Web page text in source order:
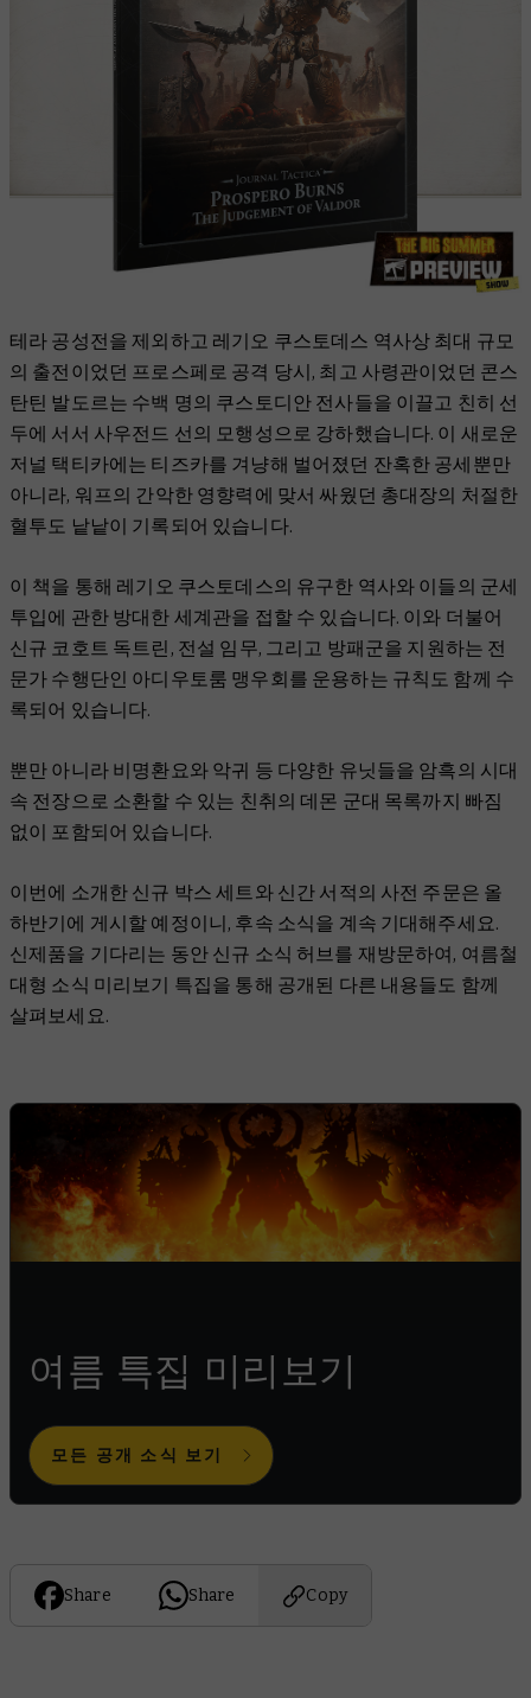
테라 공성전을 제외하고 레기오 쿠스토데스 역사상 최대 규모
의 출전이었던 프로스페로 공격 당시, 최고 사령관이었던 콘스
탄틴 발도르는 수백 명의 쿠스토디안 전사들을 이끌고 친히 선
두에 서서 사우전드 선의 모행성으로 강하했습니다. 이 새로운
저널 택티카에는 티즈카를 겨냥해 벌어졌던 잔혹한 공세뿐만
아니라, 워프의 간악한 영향력에 맞서 싸웠던 총대장의 처절한
혈투도 낱낱이 기록되어 있습니다.
이 책을 통해 레기오 쿠스토데스의 유구한 역사와 이들의 군세
투입에 관한 방대한 세계관을 접할 수 있습니다. 이와 더불어
신규 코호트 독트린, 전설 임무, 그리고 방패군을 지원하는 전
문가 수행단인 아디우토룸 맹우회를 운용하는 규칙도 함께 수
록되어 있습니다.
뿐만 아니라 비명환요와 악귀 등 다양한 유닛들을 암흑의 시대
속 전장으로 소환할 수 있는 친취의 데몬 군대 목록까지 빠짐
없이 포함되어 있습니다.
이번에 소개한 신규 박스 세트와 신간 서적의 사전 주문은 올
하반기에 게시할 예정이니, 후속 소식을 계속 기대해주세요.
신제품을 기다리는 동안 신규 소식 허브를 재방문하여, 여름철
대형 소식 미리보기 특집을 통해 공개된 다른 내용들도 함께
살펴보세요.
여름 특집 미리보기
모든 공개 소식 보기
Share Share Copy